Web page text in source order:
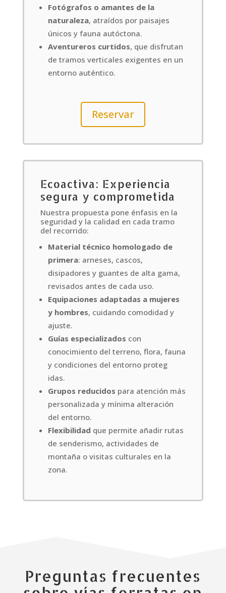
Fotógrafos o amantes de la
naturaleza, atraídos por paisajes
únicos y fauna autóctona.
Aventureros curtidos, que disfrutan
de tramos verticales exigentes en un
entorno auténtico.
Reservar
Ecoactiva: Experiencia
segura y comprometida
Nuestra propuesta pone énfasis en la
seguridad y la calidad en cada tramo
del recorrido:
Material técnico homologado de
primera: arneses, cascos,
disipadores y guantes de alta gama,
revisados antes de cada uso.
Equipaciones adaptadas a mujeres
y hombres, cuidando comodidad y
ajuste.
Guías especializados con
conocimiento del terreno, flora, fauna
y condiciones del entorno proteg
idas.
Grupos reducidos para atención más
personalizada y mínima alteración
del entorno.
Flexibilidad que permite añadir rutas
de senderismo, actividades de
montaña o visitas culturales en la
zona.
Preguntas frecuentes